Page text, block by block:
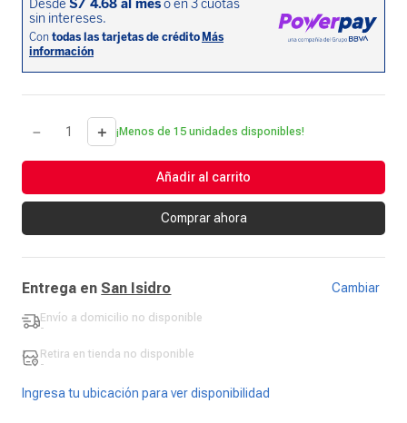
＋
－ ¡Menos de 15 unidades disponibles!
Añadir al carrito
Comprar ahora
Entrega en San Isidro Cambiar
Envío a domicilio no disponible
-
Retira en tienda no disponible
-
Ingresa tu ubicación para ver disponibilidad